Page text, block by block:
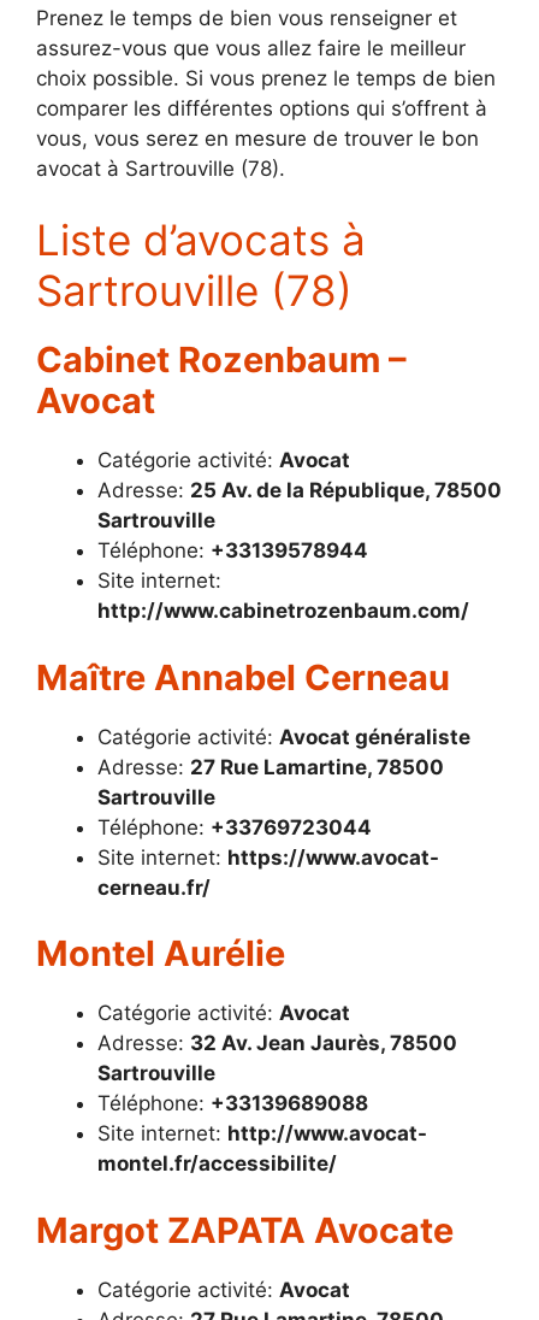
Prenez le temps de bien vous renseigner et
assurez-vous que vous allez faire le meilleur
choix possible. Si vous prenez le temps de bien
comparer les différentes options qui s’offrent à
vous, vous serez en mesure de trouver le bon
avocat à Sartrouville (78).
Liste d’avocats à
Sartrouville (78)
Cabinet Rozenbaum –
Avocat
Catégorie activité: Avocat
Adresse: 25 Av. de la République, 78500
Sartrouville
Téléphone: +33139578944
Site internet:
http://www.cabinetrozenbaum.com/
Maître Annabel Cerneau
Catégorie activité: Avocat généraliste
Adresse: 27 Rue Lamartine, 78500
Sartrouville
Téléphone: +33769723044
Site internet: https://www.avocat-
cerneau.fr/
Montel Aurélie
Catégorie activité: Avocat
Adresse: 32 Av. Jean Jaurès, 78500
Sartrouville
Téléphone: +33139689088
Site internet: http://www.avocat-
montel.fr/accessibilite/
Margot ZAPATA Avocate
Catégorie activité: Avocat